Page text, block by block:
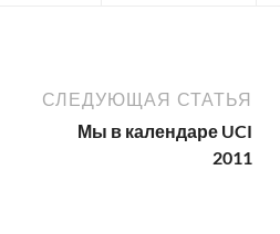
СЛЕДУЮЩАЯ СТАТЬЯ
Мы в календаре UCI
2011